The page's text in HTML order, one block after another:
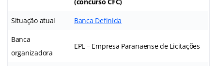
Situação atual Banca Definida
Banca
organizadora
EPL – Empresa Paranaense de Licitações